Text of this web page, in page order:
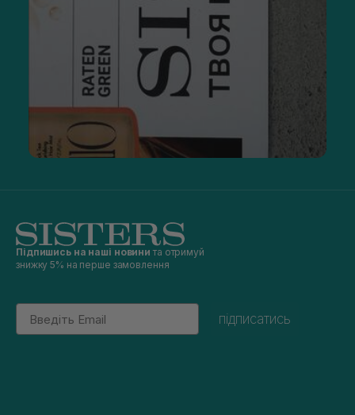
Підпишись на наші новини та отримуй
знижку 5% на перше замовлення
Email
підписатись